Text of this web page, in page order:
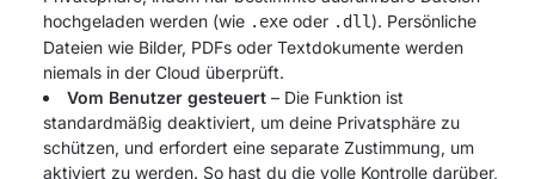
hochgeladen werden (wie .exe oder .dll). Persönliche
Dateien wie Bilder, PDFs oder Textdokumente werden
niemals in der Cloud überprüft.
Vom Benutzer gesteuert – Die Funktion ist
standardmäßig deaktiviert, um deine Privatsphäre zu
schützen, und erfordert eine separate Zustimmung, um
aktiviert zu werden. So hast du die volle Kontrolle darüber,